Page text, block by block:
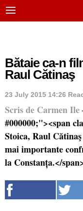
Bătaie ca-n
Raul Cătinaş
23 July 2015 14:26
Scris de Carmen Ile
#000000;"><span
Stoica, Raul
mai importante
la Constanța.</